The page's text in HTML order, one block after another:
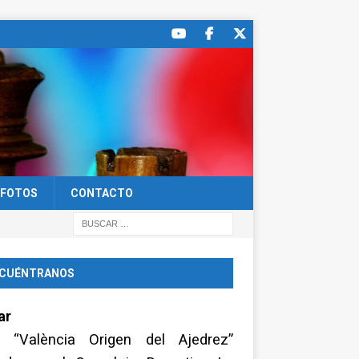
FOTOS CONTACTO
“València Origen del Ajedrez”